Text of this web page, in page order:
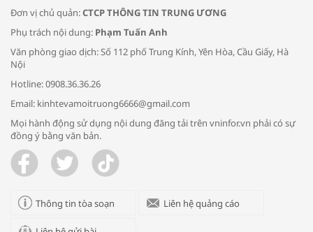
Bác sĩ tư vấn cách phòng tránh bệnh
đường hô hấp trong thời tiết giao mùa
Trao yêu thương cho em
Đơn vị chủ quản:CTCP THÔNG TIN TRUNG ƯƠNG
Phụ trách nội dung: Phạm Tuấn Anh
Văn phòng giao dịch: Số 112 phố Trung Kính, Yên Hòa, Cầu Giấy, Hà
Nội
Hotline: 0908.36.36.26
Email: kinhtevamoitruong6666@gmail.com
Mọi hành động sử dụng nội dung đăng tải trên vninfor.vn phải có sự
đồng ý bằng văn bản.
Thông tin tòa soạn Liên hệ quảng cáo